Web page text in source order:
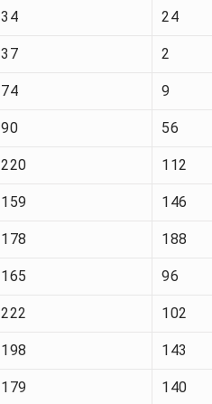
34 24
37 2
74 9
90 56
220 112
159 146
178 188
165 96
222 102
198 143
179 140